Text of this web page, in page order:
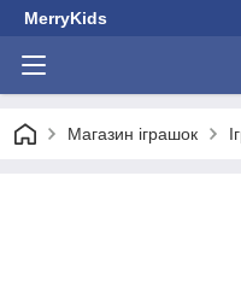
MerryKids
Магазин іграшок